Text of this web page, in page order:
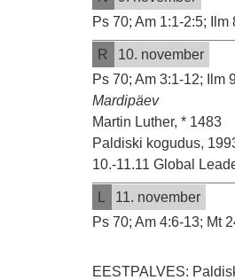
Ps 70; Am 1:1-2:5; Ilm
R
10. november
Ps 70; Am 3:1-12; Ilm
Mardipäev
Martin Luther, * 1483
Paldiski kogudus,
10.-11.11 Global
11. november
Ps 70; Am 4:6-13; Mt
EESTPALVES: